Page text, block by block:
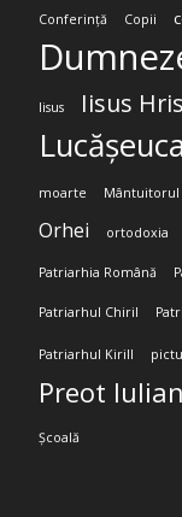
Conferință Copii
Iisus Iisus
Lucășeuca
moarte Mântuitorul
Orhei ortodoxia
Patriarhia Română
Patriarhul Chiril
Patriarhul Kirill
Preot
Școală